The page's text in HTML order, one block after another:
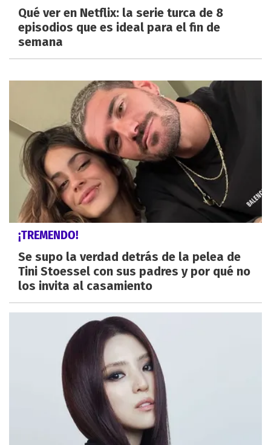
Qué ver en Netflix: la serie turca de 8
episodios que es ideal para el fin de
semana
¡TREMENDO!
Se supo la verdad detrás de la pelea de
Tini Stoessel con sus padres y por qué no
los invita al casamiento